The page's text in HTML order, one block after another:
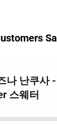
나 난쿠사
스웨터